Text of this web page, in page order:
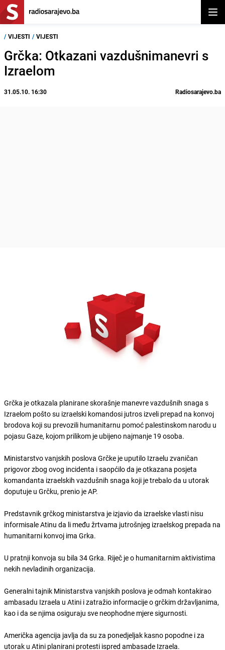
/ VIJESTI / VIJESTI
Grčka: Otkazani vazdušnimanevri s
Izraelom
31.05.10. 16:30 Radiosarajevo.ba
Grčka je otkazala planirane skorašnje manevre vazdušnih snaga s
Izraelom pošto su izraelski komandosi jutros izveli prepad na konvoj
brodova koji su prevozili humanitarnu pomoć palestinskom narodu u
pojasu Gaze, kojom prilikom je ubijeno najmanje 19 osoba.
Ministarstvo vanjskih poslova Grčke je uputilo Izraelu zvaničan
prigovor zbog ovog incidenta i saopćilo da je otkazana posjeta
komandanta izraelskih vazdušnih snaga koji je trebalo da u utorak
doputuje u Grčku, prenio je AP.
Predstavnik grčkog ministarstva je izjavio da izraelske vlasti nisu
informisale Atinu da li među žrtvama jutrošnjeg izraelskog prepada na
humanitarni konvoj ima Grka.
U pratnji konvoja su bila 34 Grka. Riječ je o humanitarnim aktivistima
nekih nevladinih organizacija.
Generalni tajnik Ministarstva vanjskih poslova je odmah kontakirao
ambasadu Izraela u Atini i zatražio informacije o grčkim državljanima,
kao i da se njima osiguraju sve neophodne mjere sigurnosti.
Američka agencija javlja da su za ponedjeljak kasno popodne i za
utorak u Atini planirani protesti ispred ambasade Izraela.